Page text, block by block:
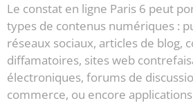
Le constat en ligne Paris 6 peut
types de contenus numériques :
réseaux sociaux, articles de blog,
diffamatoires, sites web
électroniques, forums de
commerce, ou encore